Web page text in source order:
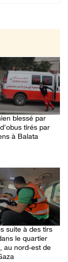
blessé par
tirés par
à Balata
suite à des tirs
le quartier
au nord-est de